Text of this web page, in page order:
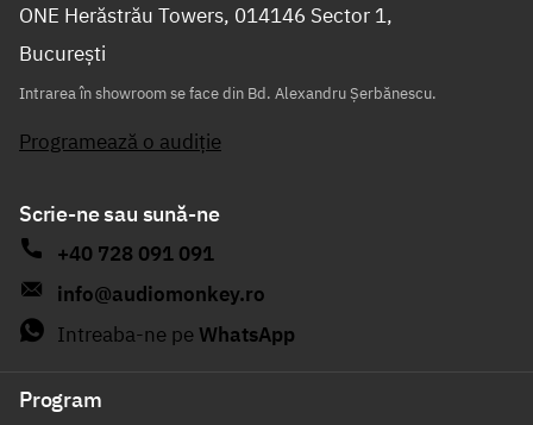
ONE Herăstrău Towers, 014146 Sector 1,
București
Intrarea în showroom se face din Bd. Alexandru Șerbănescu.
Programează o audiție
Scrie-ne sau sună-ne
+40 728 091 091
info@audiomonkey.ro
Intreaba-ne pe WhatsApp
Program